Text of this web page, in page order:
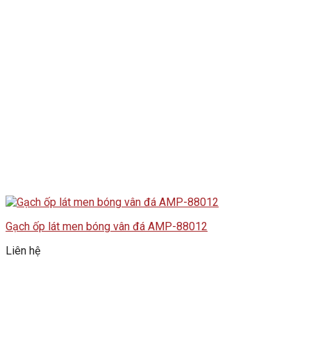
Gạch ốp lát men bóng vân đá AMP-88012
Liên hệ